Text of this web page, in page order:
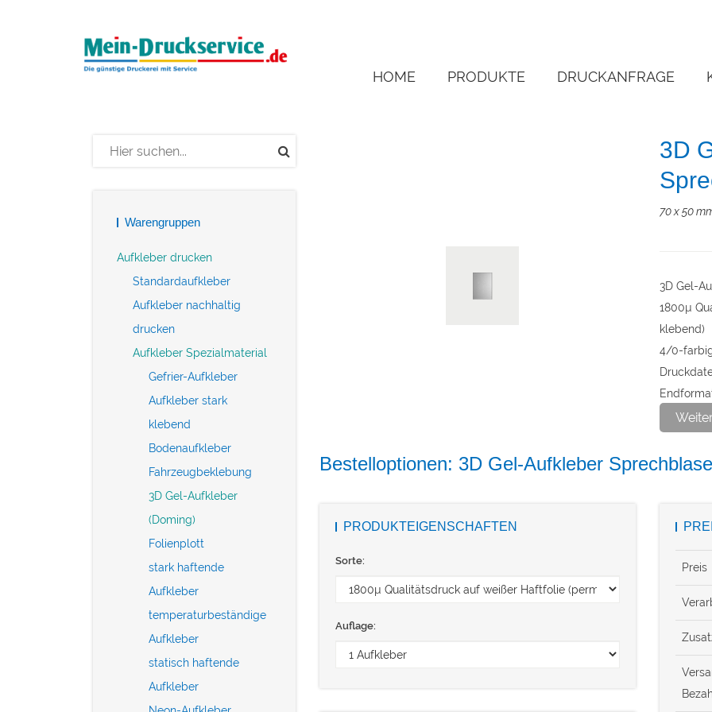
HOME PRODUKTE DRUCKANFRAGE
Warengruppen
Aufkleber drucken
Standardaufkleber
Aufkleber nachhaltig
drucken
Aufkleber Spezialmaterial
Gefrier-Aufkleber
Aufkleber stark
klebend
Bodenaufkleber
Fahrzeugbeklebung
3D Gel-Aufkleber
(Doming)
Folienplott
stark haftende
Aufkleber
temperaturbeständige
Aufkleber
statisch haftende
Aufkleber
3D
70 x 50
3D Gel-
1800µ
klebend)
4/0-
Die
(z. B.
Bestelloptionen: 3D Gel-Aufkleber
PRODUKTEIGENSCHAFTEN
Sorte:
Auflage:
Preis